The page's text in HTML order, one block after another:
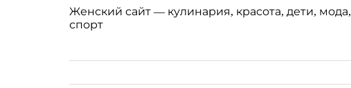
Женский сайт — кулинария, красота, дети, мода,
спорт